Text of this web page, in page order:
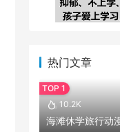
热门文章
10.2K
海滩休学旅行动